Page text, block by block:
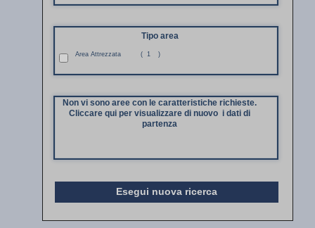
Tipo area
Area Attrezzata ( 1 )
Non vi sono aree con le caratteristiche richieste.
Cliccare qui per visualizzare di nuovo i dati di
partenza
Esegui nuova ricerca